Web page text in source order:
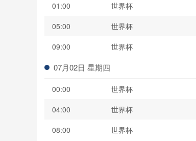
01:00 世界杯
05:00
世界杯
09:00
世界杯
07月02日 星期四
00:00 世界杯
04:00
世界杯
08:00
世界杯